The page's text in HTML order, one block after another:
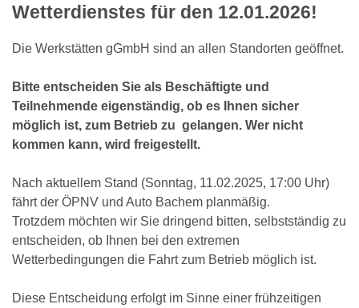
Wetterdienstes für den 12.01.2026!
Die Werkstätten gGmbH sind an allen Standorten geöffnet.
Bitte entscheiden Sie als Beschäftigte und
Teilnehmende eigenständig, ob es Ihnen sicher
möglich ist, zum Betrieb zu gelangen. Wer nicht
kommen kann, wird freigestellt.
Nach aktuellem Stand (Sonntag, 11.02.2025, 17:00 Uhr)
fährt der ÖPNV und Auto Bachem planmäßig.
Trotzdem möchten wir Sie dringend bitten, selbstständig zu
entscheiden, ob Ihnen bei den extremen
Wetterbedingungen die Fahrt zum Betrieb möglich ist.
Diese Entscheidung erfolgt im Sinne einer frühzeitigen